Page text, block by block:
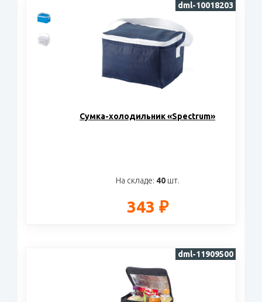
Сумка-холодильник «Spectrum»
На складе: 40шт.
343 ₽
dml-10018203
dml-11909500